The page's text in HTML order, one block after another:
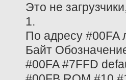
Это не
1.
По адресу #00FA
Байт
#00FA #7FFD